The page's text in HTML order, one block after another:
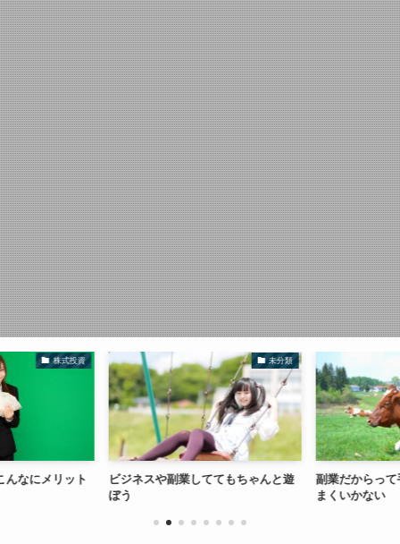
株式投資
なにメリット
未分類
ビジネスや副業しててもちゃんと遊
ぼう
副業だからって
まくいかない